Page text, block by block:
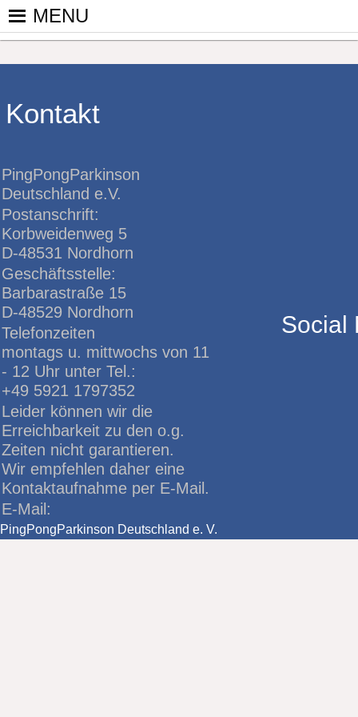
Skip
PINGPONGPARKINSON
ist der bundesweite Zusammenschluss von
MENU
Kontakt
PingPongParkinson
Deutschland e.V.
Postanschrift:
Korbweidenweg 5
D-48531 Nordhorn
Geschäftsstelle:
Barbarastraße 15
D-48529 Nordhorn
Telefonzeiten
montags u. mittwochs von 11
- 12 Uhr unter Tel.:
+49 5921 1797352
Leider können wir die
Erreichbarkeit zu den o.g.
Zeiten nicht garantieren.
Wir empfehlen daher eine
Kontaktaufnahme per E-Mail.
E-Mail:
Social
PingPongParkinson Deutschland e. V.